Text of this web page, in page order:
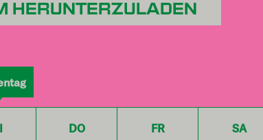
HERUNTERZULADEN
DO FR SA